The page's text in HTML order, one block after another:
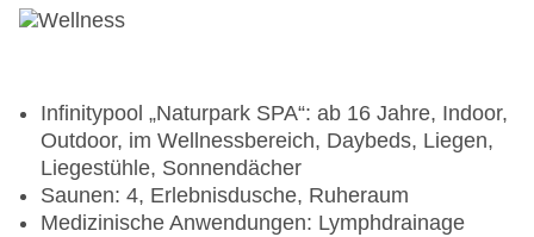
Infinitypool „Naturpark SPA“: ab 16 Jahre, Indoor,
Outdoor, im Wellnessbereich, Daybeds, Liegen,
Liegestühle, Sonnendächer
Saunen: 4, Erlebnisdusche, Ruheraum
Medizinische Anwendungen: Lymphdrainage